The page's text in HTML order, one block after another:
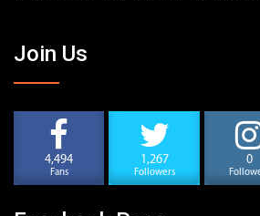
Join Us
4,494
Fans
1,267
Followers
0